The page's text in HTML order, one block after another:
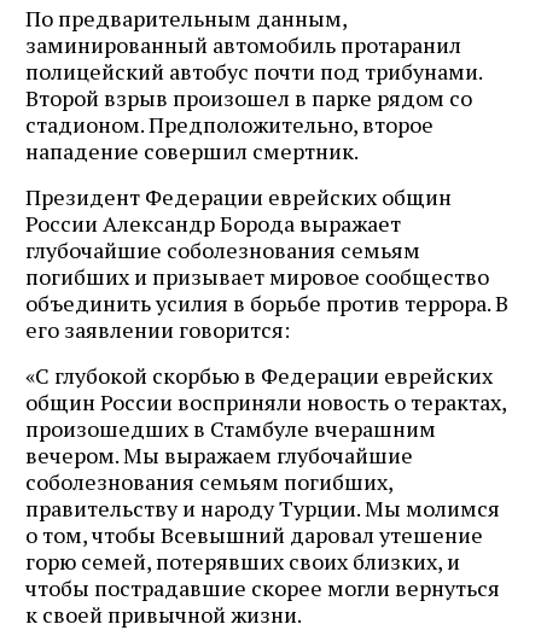
По предварительным данным,
заминированный автомобиль протаранил
полицейский автобус почти под трибунами.
Второй взрыв произошел в парке рядом со
стадионом. Предположительно, второе
нападение совершил смертник.
Президент Федерации еврейских общин
России Александр Борода выражает
глубочайшие соболезнования семьям
погибших и призывает мировое сообщество
объединить усилия в борьбе против террора. В
его заявлении говорится:
«С глубокой скорбью в Федерации еврейских
общин России восприняли новость о терактах,
произошедших в Стамбуле вчерашним
вечером. Мы выражаем глубочайшие
соболезнования семьям погибших,
правительству и народу Турции. Мы молимся
о том, чтобы Всевышний даровал утешение
горю семей, потерявших своих близких, и
чтобы пострадавшие скорее могли вернуться
к своей привычной жизни.